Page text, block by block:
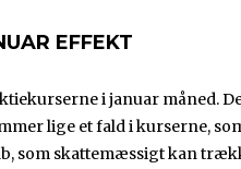
EFFEKT
i januar måned.
lige et fald i kurserne,
som skattemæssigt kan